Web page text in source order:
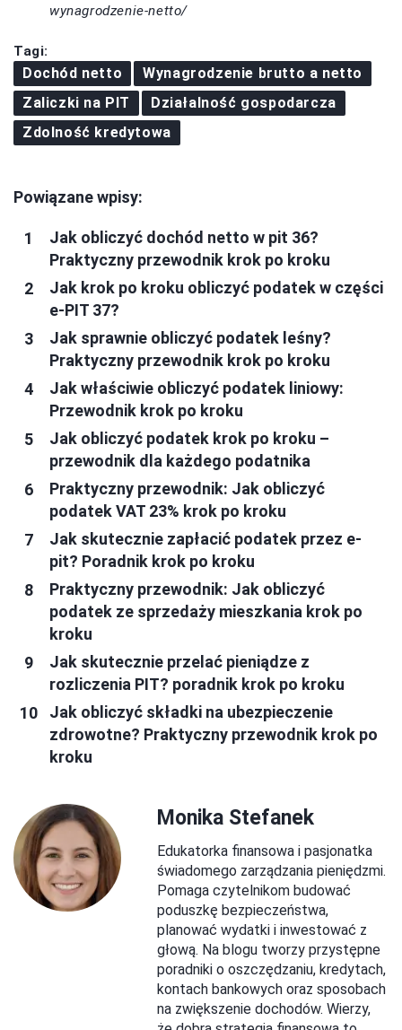
wynagrodzenie-netto/
Tagi:
Dochód netto
Wynagrodzenie brutto a netto
Zaliczki na PIT
Działalność gospodarcza
Zdolność kredytowa
Powiązane wpisy:
Jak obliczyć dochód netto w pit 36?
Praktyczny przewodnik krok po kroku
Jak krok po kroku obliczyć podatek w części
e-PIT 37?
Jak sprawnie obliczyć podatek leśny?
Praktyczny przewodnik krok po kroku
Jak właściwie obliczyć podatek liniowy:
Przewodnik krok po kroku
Jak obliczyć podatek krok po kroku –
przewodnik dla każdego podatnika
Praktyczny przewodnik: Jak obliczyć
podatek VAT 23% krok po kroku
Jak skutecznie zapłacić podatek przez e-
pit? Poradnik krok po kroku
Praktyczny przewodnik: Jak obliczyć
podatek ze sprzedaży mieszkania krok po
kroku
Jak skutecznie przelać pieniądze z
rozliczenia PIT? poradnik krok po kroku
Jak obliczyć składki na ubezpieczenie
zdrowotne? Praktyczny przewodnik krok po
kroku
Monika Stefanek
Edukatorka finansowa i pasjonatka
świadomego zarządzania pieniędzmi.
Pomaga czytelnikom budować
poduszkę bezpieczeństwa,
planować wydatki i inwestować z
głową. Na blogu tworzy przystępne
poradniki o oszczędzaniu, kredytach,
kontach bankowych oraz sposobach
na zwiększenie dochodów. Wierzy,